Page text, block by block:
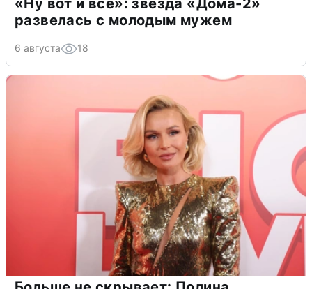
«Ну вот и всё»: звезда «Дома-2»
развелась с молодым мужем
6 августа 18